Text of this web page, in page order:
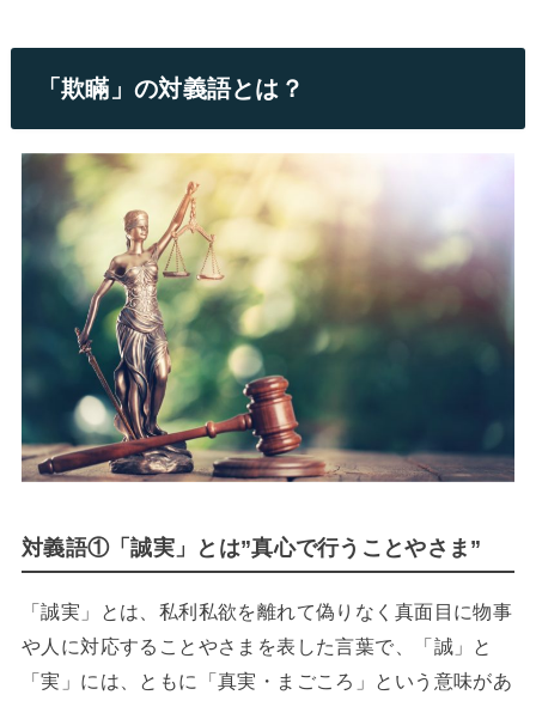
「欺瞞」の対義語とは？
対義語①「誠実」とは”真心で行うことやさま”
「誠実」とは、私利私欲を離れて偽りなく真面目に物事
や人に対応することやさまを表した言葉で、「誠」と
「実」には、ともに「真実・まごころ」という意味があ